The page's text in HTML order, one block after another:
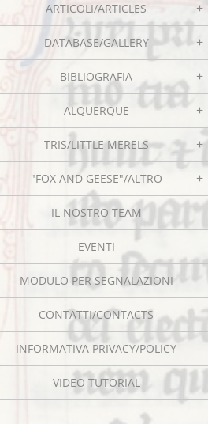
ARTICOLI/ARTICLES
DATABASE/GALLERY
BIBLIOGRAFIA
ALQUERQUE
TRIS/LITTLE MERELS
"FOX AND GEESE"/ALTRO
IL NOSTRO TEAM
EVENTI
MODULO PER SEGNALAZIONI
CONTATTI/CONTACTS
INFORMATIVA PRIVACY/POLICY
VIDEO TUTORIAL